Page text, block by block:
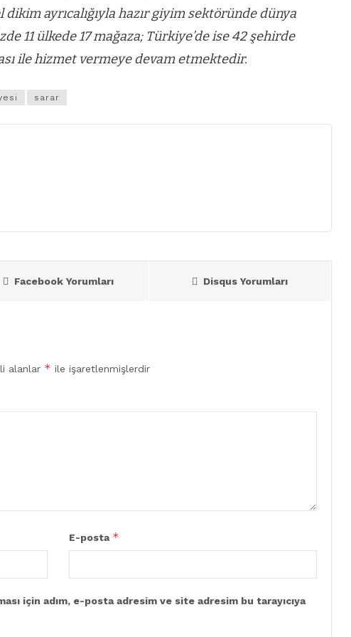
dikim ayrıcalığıyla hazır giyim sektöründe dünya
11 ülkede 17 mağaza; Türkiye’de ise 42 şehirde
ile hizmet vermeye devam etmektedir.
sarar
Facebook Yorumları Disqus Yorumları
alanlar * ile işaretlenmişlerdir
E-posta *
için adım, e-posta adresim ve site adresim bu tarayıcıya